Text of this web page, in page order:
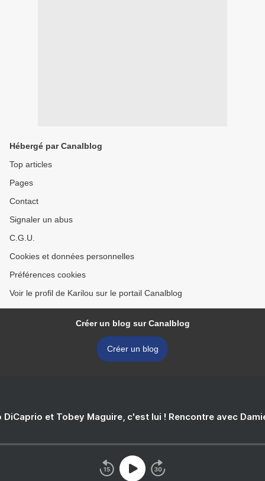
Hébergé par Canalblog
Top articles
Pages
Contact
Signaler un abus
C.G.U.
Cookies et données personnelles
Préférences cookies
Voir le profil de Karilou sur le portail Canalblog
Créer un blog sur Canalblog
Créer un blog
DiCaprio et Tobey Maguire, c'est lui ! Rencontre avec